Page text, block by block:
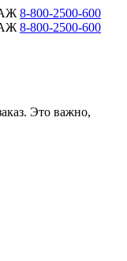
8-800-2500-600
8-800-2500-600
Это важно,